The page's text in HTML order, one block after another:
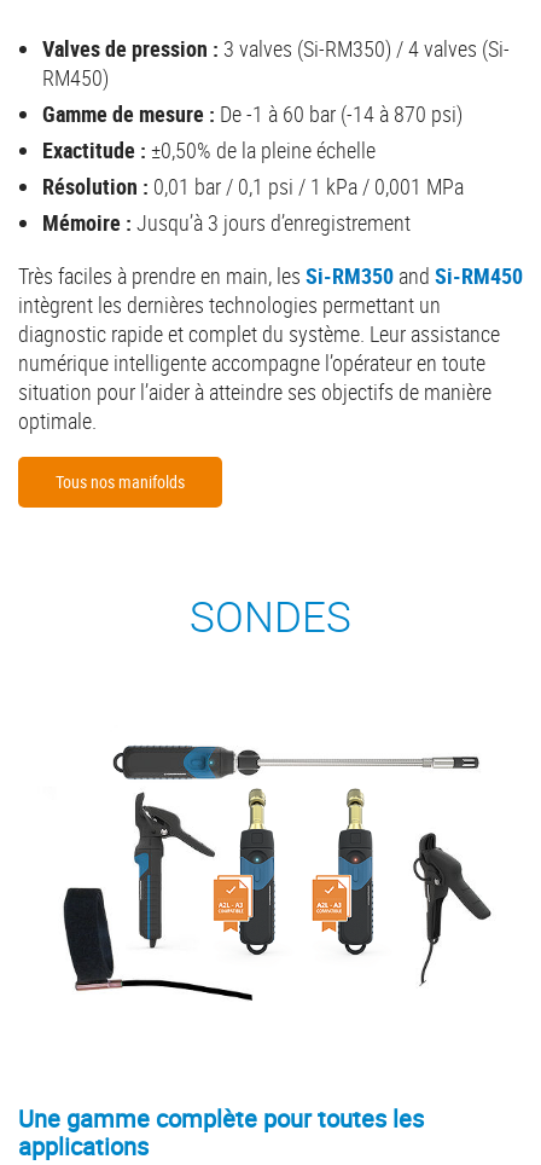
Valves de pression : 3 valves (Si-RM350) / 4 valves (Si-
RM450)
Gamme de mesure : De -1 à 60 bar (-14 à 870 psi)
Exactitude : ±0,50% de la pleine échelle
Résolution : 0,01 bar / 0,1 psi / 1 kPa / 0,001 MPa
Mémoire : Jusqu’à 3 jours d’enregistrement
Très faciles à prendre en main, les Si-RM350 and Si-RM450
intègrent les dernières technologies permettant un
diagnostic rapide et complet du système. Leur assistance
numérique intelligente accompagne l’opérateur en toute
situation pour l’aider à atteindre ses objectifs de manière
optimale.
Tous nos manifolds
SONDES
Une gamme complète pour toutes les
applications